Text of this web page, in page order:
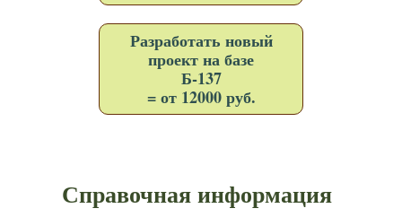
Разработать новый
проект на базе
Б-137
= от 12000 руб.
Справочная информация